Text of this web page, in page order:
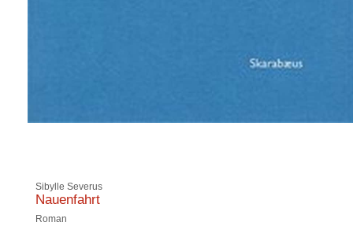
Sibylle Severus
Nauenfahrt
Roman